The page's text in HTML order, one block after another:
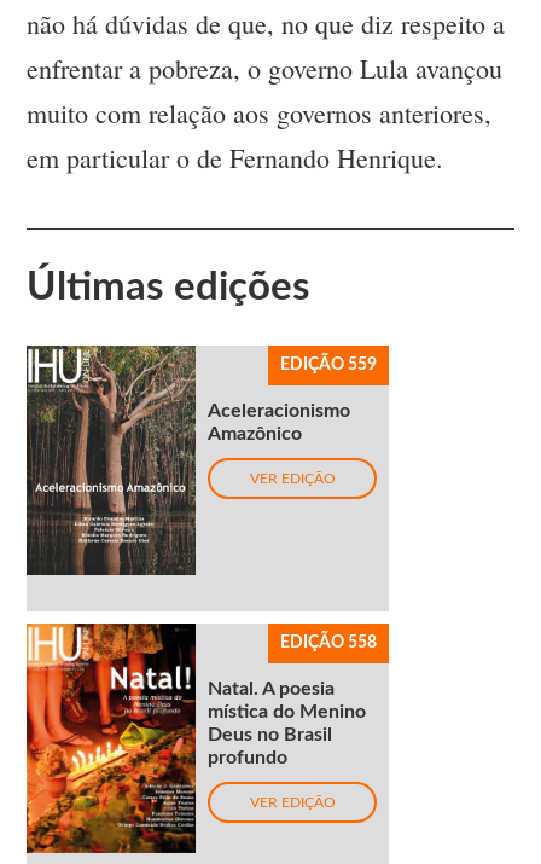
não há dúvidas de que, no que diz respeito a
enfrentar a pobreza, o governo Lula avançou
muito com relação aos governos anteriores,
em particular o de Fernando Henrique.
Últimas edições
EDIÇÃO 559
Aceleracionismo
Amazônico
VER EDIÇÃO
EDIÇÃO 558
Natal. A poesia
mística do Menino
Deus no Brasil
profundo
VER EDIÇÃO